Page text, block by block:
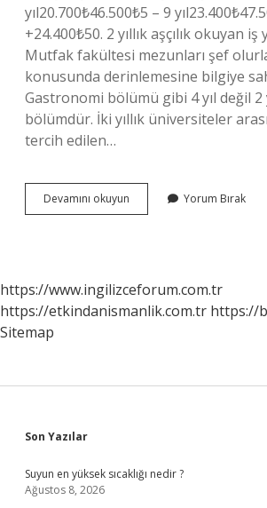
yıl20.700₺46.500₺5 – 9
+24.400₺50. 2 yıllık aşçılık okuyan
Mutfak fakültesi mezunları şef
konusunda derinlemesine bilgiye
Gastronomi bölümü gibi 4 yıl değil 2
bölümdür. İki yıllık üniversiteler
tercih edilen…
Devamını okuyun
Yıllık
Yorum Bırak
https://www.ingilizceforum.com.tr
https://etkindanismanlik.com.tr https://
Sitemap
Sidebar
Son Yazılar
Suyun en yüksek sıcaklığı nedir ?
Ağustos 8, 2026